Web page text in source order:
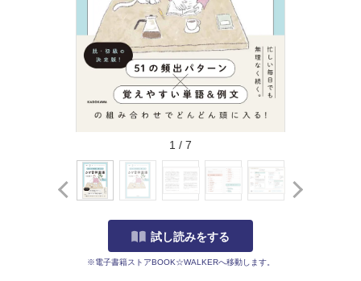
1 / 7
試し読みをする
※電子書籍ストアBOOK☆WALKERへ移動します。